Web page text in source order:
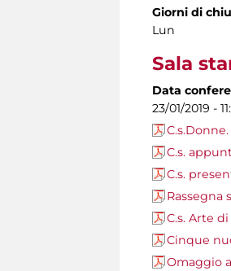
Giorni di
Lun
Sala
Data
23/01/2019 -
C.s.
C.s.
Rassegna
C.s. Arte
Cinque
Omaggio